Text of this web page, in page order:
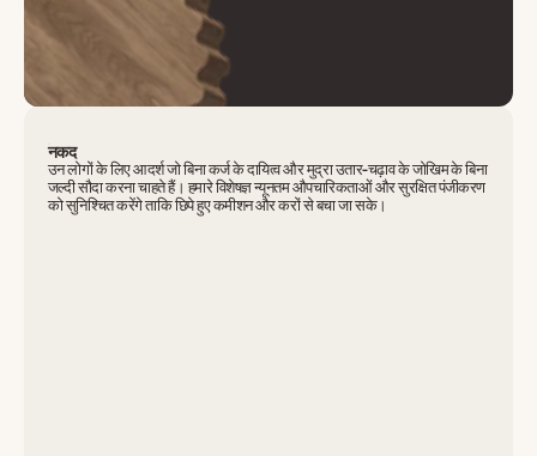
नकद
उन लोगों के लिए आदर्श जो बिना कर्ज के दायित्व और मुद्रा उतार-चढ़ाव के जोखिम के बिना
जल्दी सौदा करना चाहते हैं। हमारे विशेषज्ञ न्यूनतम औपचारिकताओं और सुरक्षित पंजीकरण
को सुनिश्चित करेंगे ताकि छिपे हुए कमीशन और करों से बचा जा सके।